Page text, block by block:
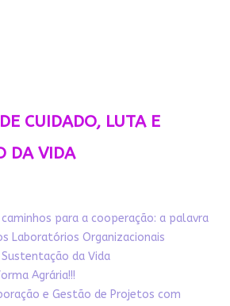
CUIDADO, LUTA E
DA VIDA
caminhos para a cooperação: a palavra
Laboratórios Organizacionais
da Vida
Agrária!!!
e Gestão de Projetos com